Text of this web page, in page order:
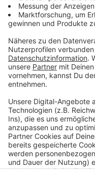
Sie hat demnächst
geplant: am 21.02.
12.03. um 18 Uhr im
Anzeige
Anzeige